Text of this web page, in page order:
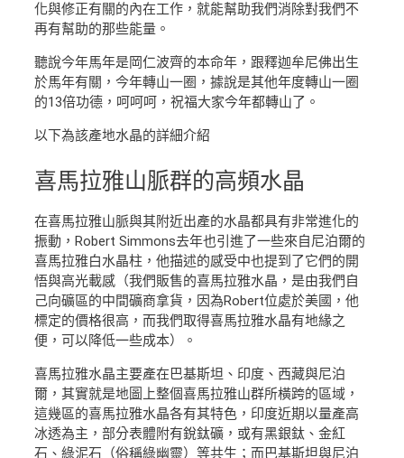
化與修正有關的內在工作，就能幫助我們消除對我們不
再有幫助的那些能量。
聽說今年馬年是岡仁波齊的本命年，跟釋迦牟尼佛出生
於馬年有關，今年轉山一圈，據說是其他年度轉山一圈
的13倍功德，呵呵呵，祝福大家今年都轉山了。
以下為該產地水晶的詳細介紹
喜馬拉雅山脈群的高頻水晶
在喜馬拉雅山脈與其附近出產的水晶都具有非常進化的
振動，Robert Simmons去年也引進了一些來自尼泊爾的
喜馬拉雅白水晶柱，他描述的感受中也提到了它們的開
悟與高光載感（我們販售的喜馬拉雅水晶，是由我們自
己向礦區的中間礦商拿貨，因為Robert位處於美國，他
標定的價格很高，而我們取得喜馬拉雅水晶有地緣之
便，可以降低一些成本）。
喜馬拉雅水晶主要產在巴基斯坦、印度、西藏與尼泊
爾，其實就是地圖上整個喜馬拉雅山群所橫跨的區域，
這幾區的喜馬拉雅水晶各有其特色，印度近期以量產高
冰透為主，部分表體附有銳鈦礦，或有黑銀鈦、金紅
石、綠泥石（俗稱綠幽靈）等共生；而巴基斯坦與尼泊